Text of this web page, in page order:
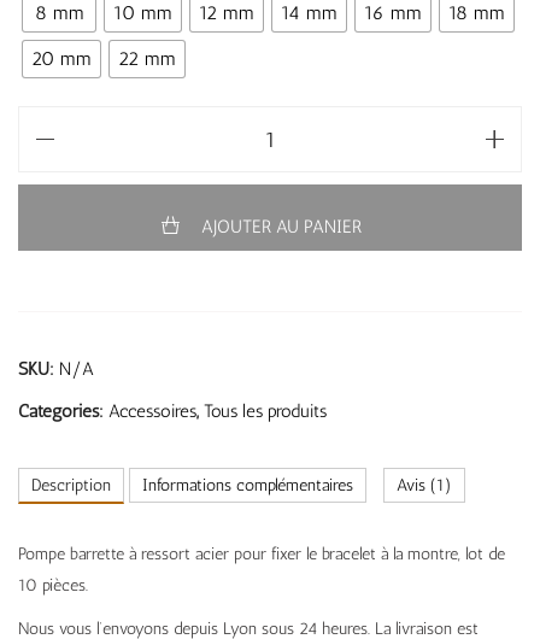
8 mm 10 mm 12 mm 14 mm 16 mm
18 mm
20 mm
22 mm
AJOUTER AU PANIER
SKU: N/A
Categories: Accessoires, Tous les produits
Description Informations complémentaires Avis (1)
Pompe barrette à ressort acier pour fixer le bracelet à la montre, lot de
10 pièces.
Nous vous l’envoyons depuis Lyon sous 24 heures. La livraison est